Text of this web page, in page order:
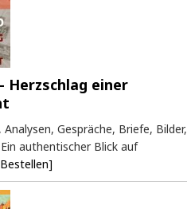
Herzschlag einer
Gespräche, Briefe, Bilder,
authentischer Blick auf